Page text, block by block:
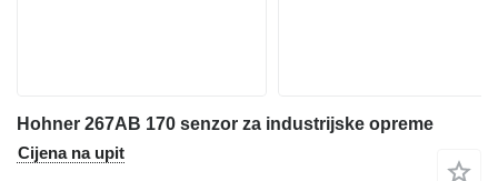
Hohner 267AB 170 senzor za industrijske opreme
Cijena na upit